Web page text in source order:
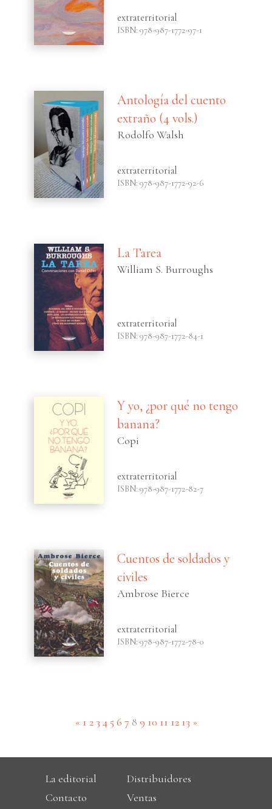
extraterritorial
ISBN: 978-987-1772-97-1
Antología del cuento
extraño (4 vols.)
Rodolfo Walsh
extraterritorial
ISBN: 978-987-1772-92-6
La Tarea
William S. Burroughs
extraterritorial
ISBN: 978-987-1772-84-1
Y yo, ¿por qué no tengo
banana?
Copi
extraterritorial
ISBN: 978-987-1772-82-7
Cuentos de soldados y
civiles
Ambrose Bierce
extraterritorial
ISBN: 978-987-1772-78-0
« 1 2 3 4 5 6 7 8 (current)
9 10 11 12 13 »
La editorial
Distribuidores
Contacto
Ventas